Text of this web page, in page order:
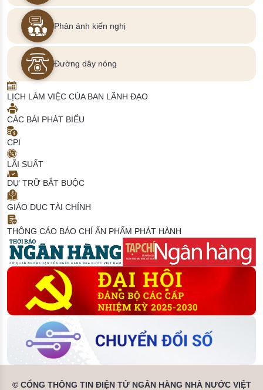
Phản ánh kiến nghị
Đường dây nóng
LỊCH LÀM VIỆC CỦA BAN LÃNH ĐẠO
CÁC BÀI PHÁT BIỂU
CPI
LÃI SUẤT
DỰ TRỮ BẮT BUỘC
GIÁO DỤC TÀI CHÍNH
THÔNG CÁO BÁO CHÍ ẤN PHẨM PHÁT HÀNH
© CỔNG THÔNG TIN ĐIỆN TỬ NGÂN HÀNG NHÀ NƯỚC VIỆT